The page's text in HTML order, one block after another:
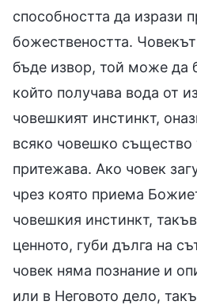
способността да изрази
божествеността.
бъде извор, той може да
който получава вода от
човешкият инстинкт,
всяко човешко същество
притежава. Ако човек
чрез която приема
човешкия инстинкт,
ценното, губи дълга на
човек няма познание и
или в Неговото дело,